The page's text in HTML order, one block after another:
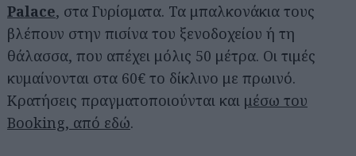
Palace, στα Γυρίσματα. Τα μπαλκονάκια τους
βλέπουν στην πισίνα του ξενοδοχείου ή τη
θάλασσα, που απέχει μόλις 50 μέτρα. Οι τιμές
κυμαίνονται στα 60€ το δίκλινο με πρωινό.
Κρατήσεις πραγματοποιούνται και μέσω του
Booking, από εδώ.